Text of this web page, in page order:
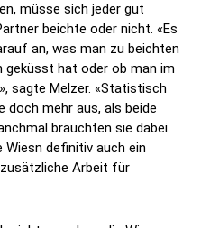
müsse sich jeder gut
beichte oder nicht. «Es
an, was man zu beichten
geküsst hat oder ob man im
sagte Melzer. «Statistisch
doch mehr aus, als beide
bräuchten sie dabei
Wiesn definitiv auch ein
Arbeit für